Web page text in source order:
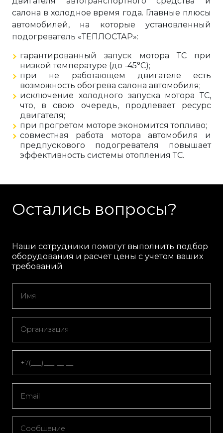
салона в холодное время года. Главные плюсы
автомобилей, на которые установленный
подогреватель «ТЕПЛОСТАР»:
гарантированный запуск мотора ТС при
низкой температуре (до -45°C);
при не работающем двигателе есть
возможность обогрева салона автомобиля;
исключение холодного запуска мотора ТС,
что, в свою очередь, продлевает ресурс
двигателя;
при прогретом моторе экономится топливо;
совместная работа мотора автомобиля и
предпускового подогревателя повышает
эффективность системы отопления ТС.
Остались вопросы?
Наши сотрудники помогут выполнить подбор
оборудования и расчет цены с учетом ваших
требований